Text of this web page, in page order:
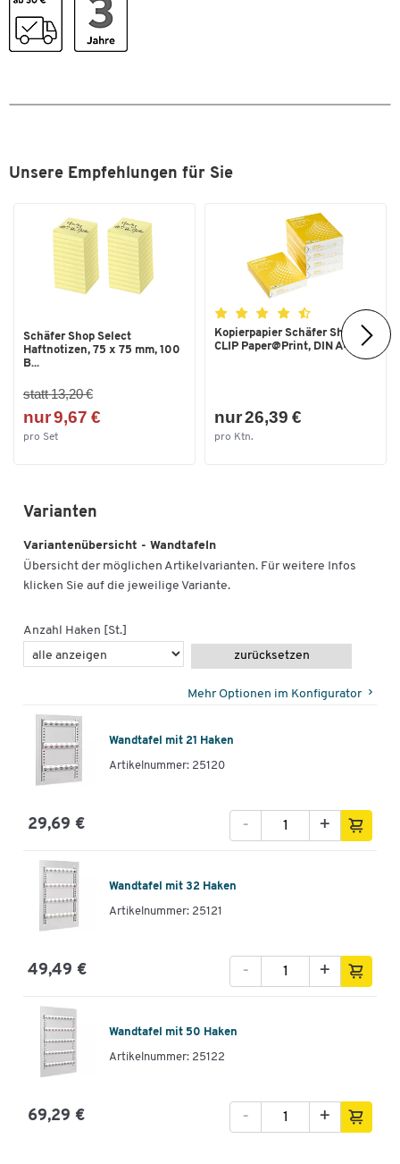
Unsere Empfehlungen für Sie
Schäfer Shop Select
Haftnotizen, 75 x 75 mm, 100
B...
statt 13,20 €
nur 9,67 €
pro Set
Kopierpapier Schäfer Shop
CLIP Paper@Print, DIN A4...
nur 26,39 €
pro Ktn.
Varianten
Variantenübersicht - Wandtafeln
Übersicht der möglichen Artikelvarianten. Für weitere Infos
klicken Sie auf die jeweilige Variante.
Anzahl Haken [St.]
zurücksetzen
Mehr Optionen im Konfigurator
Wandtafel mit 21 Haken
Artikelnummer: 25120
29,69 € +
-
Wandtafel mit 32 Haken
Artikelnummer: 25121
49,49 € +
-
Wandtafel mit 50 Haken
Artikelnummer: 25122
69,29 € +
-
Zum Zoomen doppeltippen